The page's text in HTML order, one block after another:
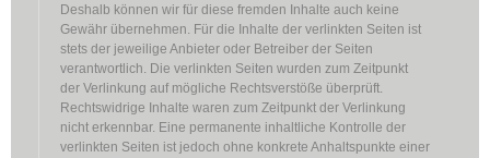
Deshalb können wir für diese fremden Inhalte auch keine
Gewähr übernehmen. Für die Inhalte der verlinkten Seiten ist
stets der jeweilige Anbieter oder Betreiber der Seiten
verantwortlich. Die verlinkten Seiten wurden zum Zeitpunkt
der Verlinkung auf mögliche Rechtsverstöße überprüft.
Rechtswidrige Inhalte waren zum Zeitpunkt der Verlinkung
nicht erkennbar. Eine permanente inhaltliche Kontrolle der
verlinkten Seiten ist jedoch ohne konkrete Anhaltspunkte einer